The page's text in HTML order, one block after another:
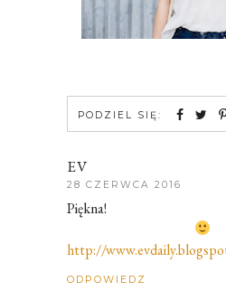
PODZIEL SIĘ:
EV
28 CZERWCA 2016
Piękna!
http://
ODPOWIEDZ